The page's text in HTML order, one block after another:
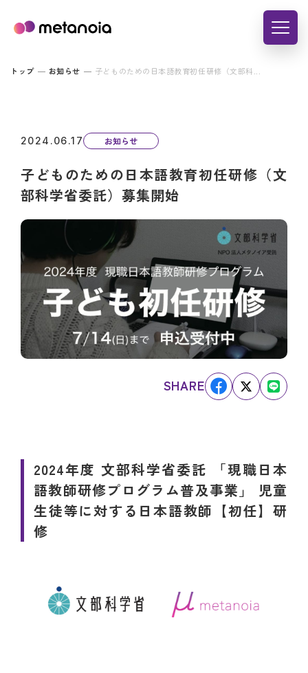
トップ お知らせ 子どものための日本語教育初任研修（文部科...
2024.06.17 お知らせ
子どものための日本語教育初任研修（文
部科学省委託）募集開始
SHARE
2024年度 文部科学省委託 「現職日本
語教師研修プログラム普及事業」 児童
生徒等に対する日本語教師【初任】研
修